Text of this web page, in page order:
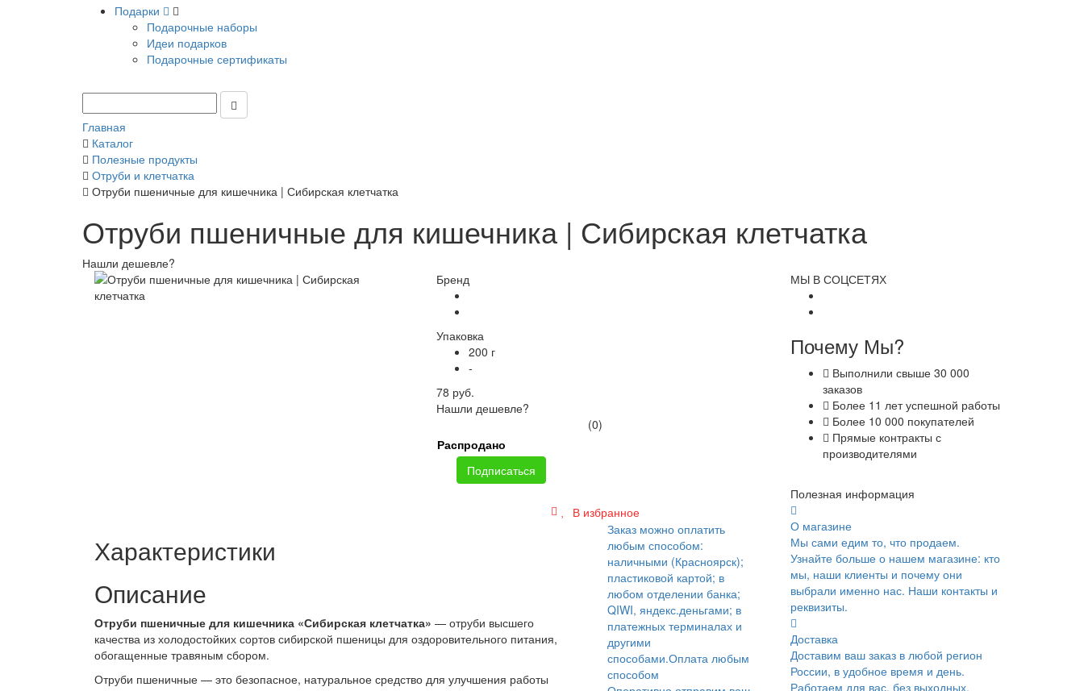
Подарки
Подарочные наборы
Идеи подарков
Подарочные сертификаты
Главная
Каталог
Полезные продукты
Отруби и клетчатка
Отруби пшеничные для кишечника | Сибирская клетчатка
Отруби пшеничные для кишечника | Сибирская клетчатка
Нашли дешевле?
Бренд
Упаковка
200 г
-
78 руб.
Нашли дешевле?
(0)
Распродано
Подписаться
В избранное
Характеристики
Описание
Отруби пшеничные для кишечника «Сибирская клетчатка» — отруби высшего
качества из холодостойких сортов сибирской пшеницы для оздоровительного питания,
обогащенные травяным сбором.
Отруби пшеничные — это безопасное, натуральное средство для улучшения работы
Заказ можно оплатить
любым способом:
наличными (Красноярск);
пластиковой картой; в
любом отделении банка;
QIWI, яндекс.деньгами; в
платежных терминалах и
другими
способами.Оплата любым
способом
МЫ В СОЦСЕТЯХ
Почему Мы?
Выполнили свыше 30 000
заказов
Более 11 лет успешной работы
Более 10 000 покупателей
Прямые контракты с
производителями
Полезная информация
О магазине
Мы сами едим то, что продаем.
Узнайте больше о нашем магазине: кто
мы, наши клиенты и почему они
выбрали именно нас. Наши контакты и
реквизиты.
Доставка
Доставим ваш заказ в любой регион
России, в удобное время и день.
Работаем для вас, без выходных.